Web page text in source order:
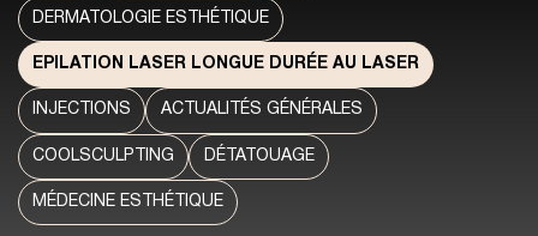
DERMATOLOGIE ESTHÉTIQUE
EPILATION LASER LONGUE DURÉE AU LASER
INJECTIONS ACTUALITÉS GÉNÉRALES
COOLSCULPTING DÉTATOUAGE
MÉDECINE ESTHÉTIQUE